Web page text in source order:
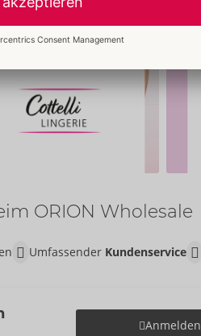
ORION Wholesale
Umfassender Kundenservice
Anmelden